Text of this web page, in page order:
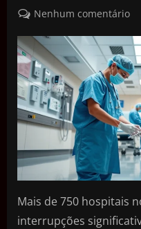
Nenhum comentário
Mais de 750 hospitais
interrupções